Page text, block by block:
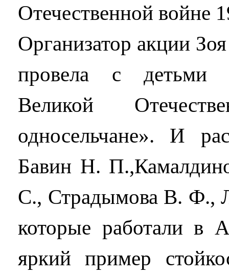
Отечественной войне
Организатор акции
провела с детьми
Великой
односельчане». И
Бавин Н.
С., Страдымова В. Ф.,
которые работали в
яркий пример